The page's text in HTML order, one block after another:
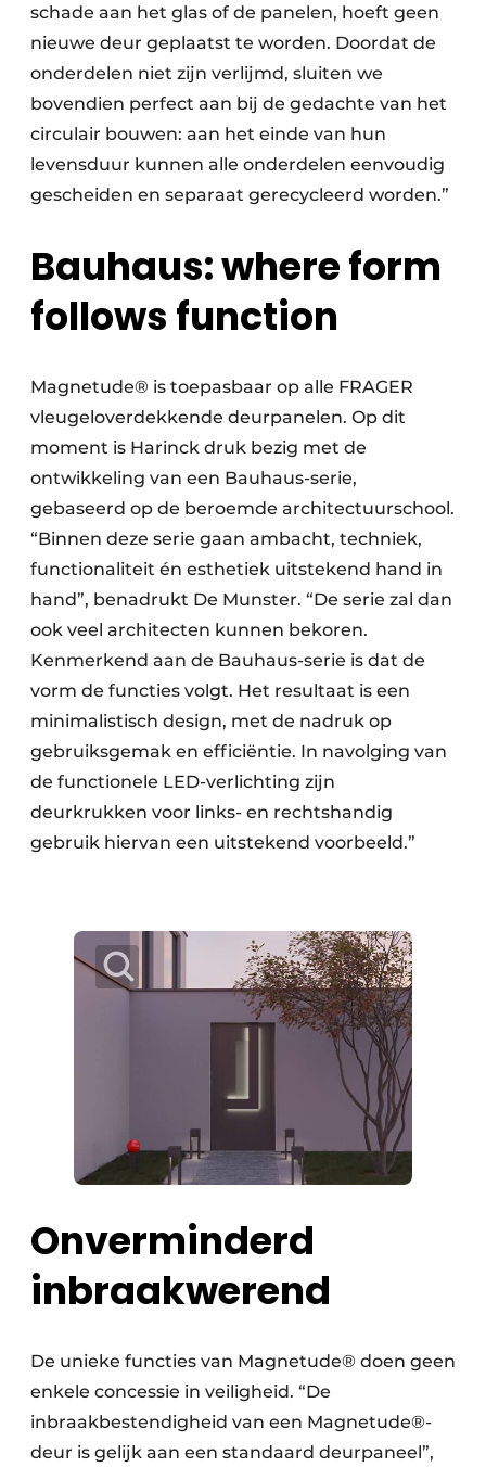
schade aan het glas of de panelen, hoeft geen
nieuwe deur geplaatst te worden. Doordat de
onderdelen niet zijn verlijmd, sluiten we
bovendien perfect aan bij de gedachte van het
circulair bouwen: aan het einde van hun
levensduur kunnen alle onderdelen eenvoudig
gescheiden en separaat gerecycleerd worden.”
Bauhaus: where form
follows function
Magnetude® is toepasbaar op alle FRAGER
vleugeloverdekkende deurpanelen. Op dit
moment is Harinck druk bezig met de
ontwikkeling van een Bauhaus-serie,
gebaseerd op de beroemde architectuurschool.
“Binnen deze serie gaan ambacht, techniek,
functionaliteit én esthetiek uitstekend hand in
hand”, benadrukt De Munster. “De serie zal dan
ook veel architecten kunnen bekoren.
Kenmerkend aan de Bauhaus-serie is dat de
vorm de functies volgt. Het resultaat is een
minimalistisch design, met de nadruk op
gebruiksgemak en efficiëntie. In navolging van
de functionele LED-verlichting zijn
deurkrukken voor links- en rechtshandig
gebruik hiervan een uitstekend voorbeeld.”
Onverminderd
inbraakwerend
De unieke functies van Magnetude® doen geen
enkele concessie in veiligheid. “De
inbraakbestendigheid van een Magnetude®-
deur is gelijk aan een standaard deurpaneel”,